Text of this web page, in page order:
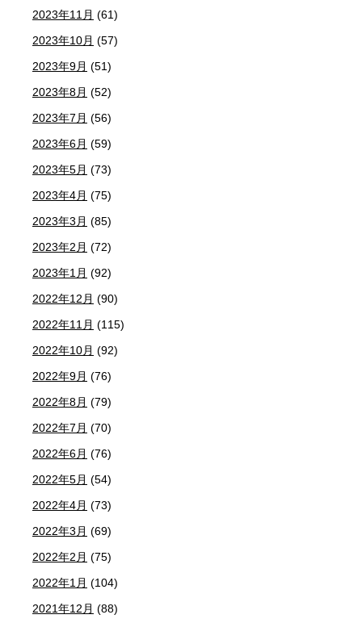
2023年11月 (61)
2023年10月 (57)
2023年9月 (51)
2023年8月 (52)
2023年7月 (56)
2023年6月 (59)
2023年5月 (73)
2023年4月 (75)
2023年3月 (85)
2023年2月 (72)
2023年1月 (92)
2022年12月 (90)
2022年11月 (115)
2022年10月 (92)
2022年9月 (76)
2022年8月 (79)
2022年7月 (70)
2022年6月 (76)
2022年5月 (54)
2022年4月 (73)
2022年3月 (69)
2022年2月 (75)
2022年1月 (104)
2021年12月 (88)